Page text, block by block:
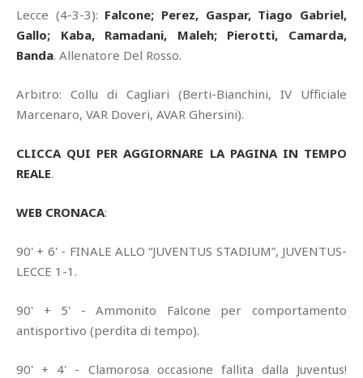
Lecce (4-3-3): Falcone; Perez, Gaspar, Tiago Gabriel,
Gallo; Kaba, Ramadani, Maleh; Pierotti, Camarda,
Banda. Allenatore Del Rosso.
Arbitro: Collu di Cagliari (Berti-Bianchini, IV Ufficiale
Marcenaro, VAR Doveri, AVAR Ghersini).
CLICCA QUI PER AGGIORNARE LA PAGINA IN TEMPO
REALE.
WEB CRONACA:
90' + 6' - FINALE ALLO “JUVENTUS STADIUM”, JUVENTUS-
LECCE 1-1.
90' + 5' - Ammonito Falcone per comportamento
antisportivo (perdita di tempo).
90' + 4' - Clamorosa occasione fallita dalla Juventus!